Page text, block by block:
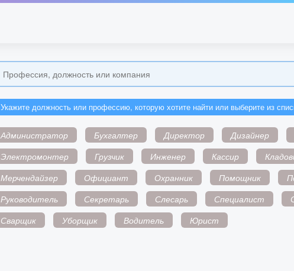
Укажите должность или профессию, которую хотите найти или выберите из
Администратор Бухгалтер Директор Дизайнер
Электромонтер
Грузчик Инженер Кассир
Мерчендайзер
Официант Охранник Помощник
Руководитель
Секретарь Слесарь Специалист
Сварщик
Уборщик Водитель Юрист